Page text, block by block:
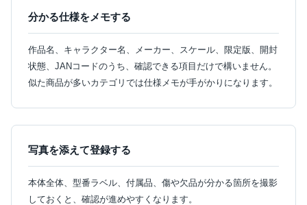
分かる仕様をメモする
作品名、キャラクター名、メーカー、スケール、限定版、開封
状態、JANコードのうち、確認できる項目だけで構いません。
似た商品が多いカテゴリでは仕様メモが手がかりになります。
写真を添えて登録する
本体全体、型番ラベル、付属品、傷や欠品が分かる箇所を撮影
しておくと、確認が進めやすくなります。